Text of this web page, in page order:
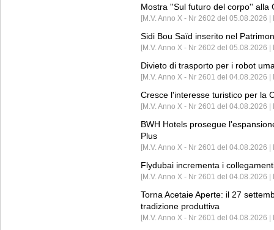
Mostra ''Sul futuro del corpo'' alla
[M.V. Anno X - Nr 2602 del 05.08.2026
Sidi Bou Saïd inserito nel
[M.V. Anno X - Nr 2602 del 05.08.2026
Divieto di trasporto per i robot
[M.V. Anno X - Nr 2601 del 04.08.2026
Cresce l'interesse turistico per la
[M.V. Anno X - Nr 2601 del 04.08.2026 |
BWH Hotels prosegue
Plus
[M.V. Anno X - Nr 2601 del 04.08.2026 |
Flydubai incrementa i
[M.V. Anno X - Nr 2601 del 04.08.2026 |
Torna Acetaie Aperte: il 27
tradizione produttiva
[M.V. Anno X - Nr 2601 del 04.08.2026 |